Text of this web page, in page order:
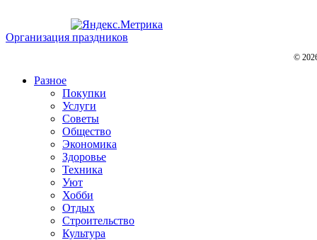
Организация праздников
©
Разное
Покупки
Услуги
Советы
Общество
Экономика
Здоровье
Техника
Уют
Хобби
Отдых
Строительство
Культура